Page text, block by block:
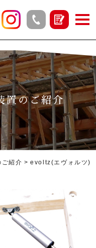
置のご紹介
紹介 evoltz(エヴォルツ)